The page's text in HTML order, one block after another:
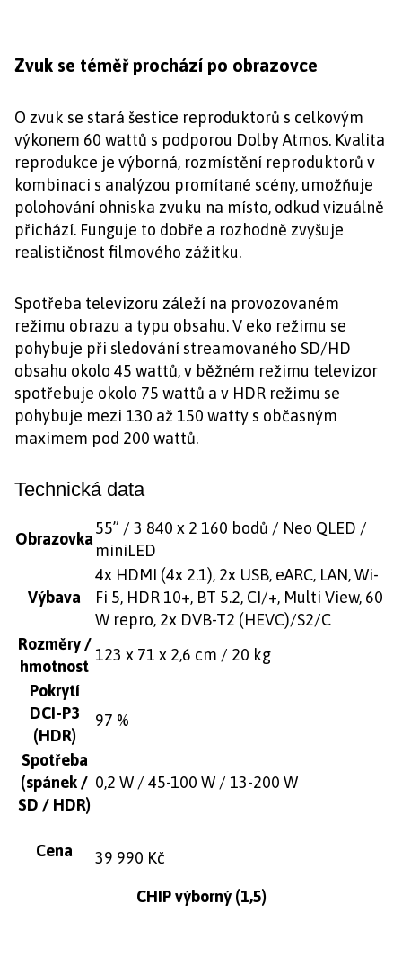
Zvuk se téměř prochází po obrazovce
O zvuk se stará šestice reproduktorů s celkovým
výkonem 60 wattů s podporou Dolby Atmos. Kvalita
reprodukce je výborná, rozmístění reproduktorů v
kombinaci s analýzou promítané scény, umožňuje
polohování ohniska zvuku na místo, odkud vizuálně
přichází. Funguje to dobře a rozhodně zvyšuje
realističnost filmového zážitku.
Spotřeba televizoru záleží na provozovaném
režimu obrazu a typu obsahu. V eko režimu se
pohybuje při sledování streamovaného SD/HD
obsahu okolo 45 wattů, v běžném režimu televizor
spotřebuje okolo 75 wattů a v HDR režimu se
pohybuje mezi 130 až 150 watty s občasným
maximem pod 200 wattů.
Technická data
Obrazovka
55” / 3 840 x 2 160 bodů / Neo QLED /
miniLED
Výbava
4x HDMI (4x 2.1), 2x USB, eARC, LAN, Wi-
Fi 5, HDR 10+, BT 5.2, CI/+, Multi View, 60
W repro, 2x DVB-T2 (HEVC)/S2/C
Rozměry /
hmotnost
123 x 71 x 2,6 cm / 20 kg
Pokrytí
DCI-P3
(HDR)
97 %
Spotřeba
(spánek /
SD / HDR)
0,2 W / 45-100 W / 13-200 W
Cena 39 990 Kč
CHIP výborný (1,5)